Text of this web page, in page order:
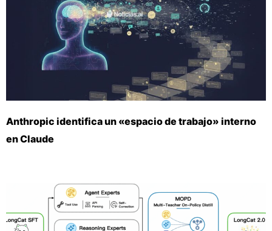
Anthropic identifica un «espacio de trabajo» interno
en Claude